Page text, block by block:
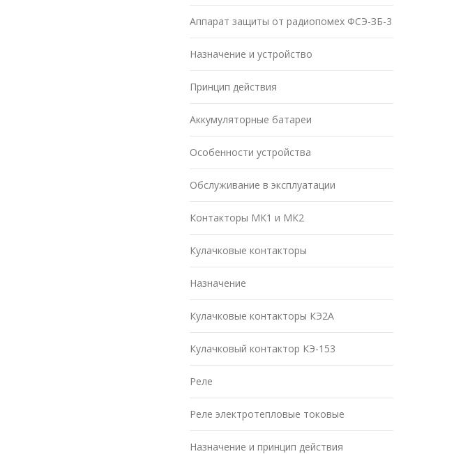
Аппарат защиты от радиопомех ФСЭ-ЗБ-3
Назначение и устройство
Принцип действия
Аккумуляторные батареи
Особенности устройства
Обслуживание в эксплуатации
Контакторы МК1 и МК2
Кулачковые контакторы
Назначение
Кулачковые контакторы КЭ2А
Кулачковый контактор КЭ-153
Реле
Реле электротепловые токовые
Назначение и принцип действия